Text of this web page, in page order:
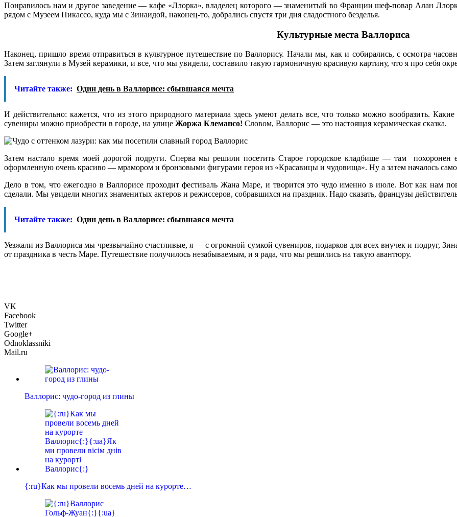
Понравилось нам и другое заведение — кафе «Ллорка», владелец которого — знаменитый во Франции шеф-повар Алан
рядом с Музеем Пикассо, куда мы с Зинаидой, наконец-то, добрались спустя три дня сладостного безделья.
Культурные места Валлориса
Наконец, пришло время отправиться в культурное путешествие по Валлорису. Начали мы, как и собирались, с осмотра
Затем заглянули в Музей керамики, и все, что мы увидели, составило такую гармоничную красивую картину, что я про себя
Читайте также: Один день в Валлорисе: сбывшаяся мечта
И действительно: кажется, что из этого природного материала здесь умеют делать все, что только можно вообразить.
сувениры можно приобрести в городе, на улице Жоржа Клемансо! Словом, Валлорис — это настоящая керамическая сказка.
Затем настало время моей дорогой подруги. Сперва мы решили посетить Старое городское кладбище — там
оформленную очень красиво — мрамором и бронзовыми фигурами героя из «Красавицы и чудовища». Ну а затем началось
Дело в том, что ежегодно в Валлорисе проходит фестиваль Жана Маре, и творится это чудо именно в июле. Вот как нам
сделали. Мы увидели многих знаменитых актеров и режиссеров, собравшихся на праздник. Надо сказать, французы
Читайте также: Один день в Валлорисе: сбывшаяся мечта
Уезжали из Валлориса мы чрезвычайно счастливые, я — с огромной сумкой сувениров, подарков для всех внучек и подруг,
от праздника в честь Маре. Путешествие получилось незабываемым, и я рада, что мы решились на такую авантюру.
VK
Facebook
Twitter
Google+
Odnoklassniki
Mail.ru
Валлорис: чудо-город из глины
{:ru}Как мы провели восемь дней на курорте…